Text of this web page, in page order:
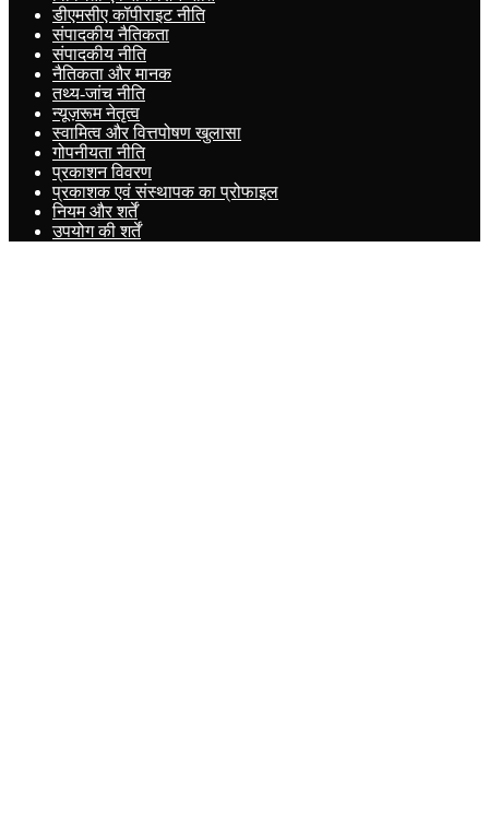
डीएमसीए कॉपीराइट नीति
संपादकीय नैतिकता
संपादकीय नीति
नैतिकता और मानक
तथ्य-जांच नीति
न्यूज़रूम नेतृत्व
स्वामित्व और वित्तपोषण खुलासा
गोपनीयता नीति
प्रकाशन विवरण
प्रकाशक एवं संस्थापक का प्रोफाइल
नियम और शर्तें
उपयोग की शर्तें